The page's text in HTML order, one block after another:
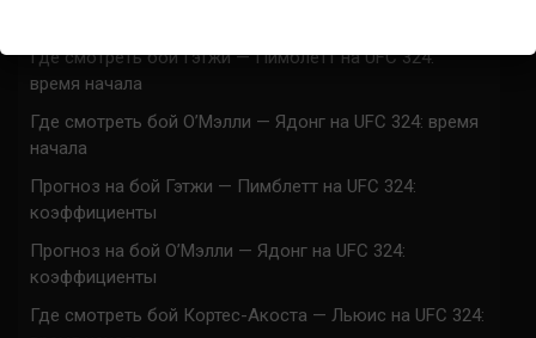
Где смотреть бой Гэтжи — Пимблетт на UFC 324:
время начала
Где смотреть бой О’Мэлли — Ядонг на UFC 324: время
начала
Прогноз на бой Гэтжи — Пимблетт на UFC 324:
коэффициенты
Прогноз на бой О’Мэлли — Ядонг на UFC 324:
коэффициенты
Где смотреть бой Кортес-Акоста — Льюис на UFC 324: